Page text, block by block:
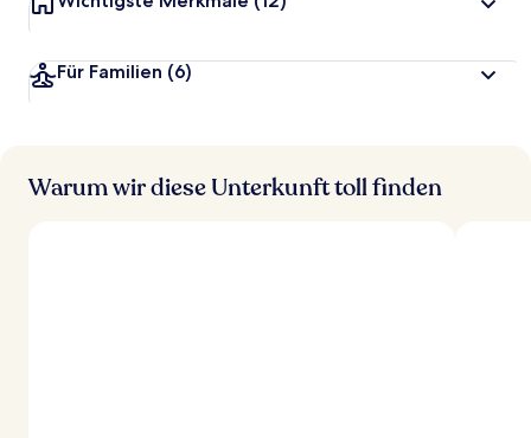
Für Familien (6)
Warum wir diese Unterkunft toll finden